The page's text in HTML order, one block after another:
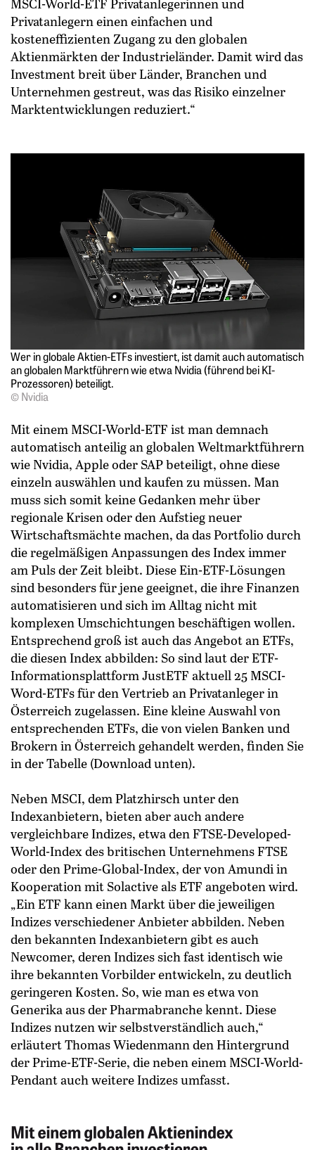
MSCI-World-ETF Privatanlegerinnen und
Privatanlegern einen einfachen und
kosteneffizienten Zugang zu den globalen
Aktienmärkten der Industrieländer. Damit wird das
Investment breit über Länder, Branchen und
Unternehmen gestreut, was das Risiko einzelner
Marktentwicklungen reduziert.“
Wer in globale Aktien-ETFs investiert, ist damit auch automatisch
an globalen Marktführern wie etwa Nvidia (führend bei KI-
Prozessoren) beteiligt.
© Nvidia
Mit einem MSCI-World-ETF ist man demnach
automatisch anteilig an globalen Weltmarktführern
wie Nvidia, Apple oder SAP beteiligt, ohne diese
einzeln auswählen und kaufen zu müssen. Man
muss sich somit keine Gedanken mehr über
regionale Krisen oder den Aufstieg neuer
Wirtschaftsmächte machen, da das Portfolio durch
die regelmäßigen Anpassungen des Index immer
am Puls der Zeit bleibt. Diese Ein-ETF-Lösungen
sind besonders für jene geeignet, die ihre Finanzen
automatisieren und sich im Alltag nicht mit
komplexen Umschichtungen beschäftigen wollen.
Entsprechend groß ist auch das Angebot an ETFs,
die diesen Index abbilden: So sind laut der ETF-
Informationsplattform JustETF aktuell 25 MSCI-
Word-ETFs für den Vertrieb an Privatanleger in
Österreich zugelassen. Eine kleine Auswahl von
entsprechenden ETFs, die von vielen Banken und
Brokern in Österreich gehandelt werden, finden Sie
in der Tabelle (Download unten).
Neben MSCI, dem Platzhirsch unter den
Indexanbietern, bieten aber auch andere
vergleichbare Indizes, etwa den FTSE-Developed-
World-Index des britischen Unternehmens FTSE
oder den Prime-Global-Index, der von Amundi in
Kooperation mit Solactive als ETF angeboten wird.
„Ein ETF kann einen Markt über die jeweiligen
Indizes verschiedener Anbieter abbilden. Neben
den bekannten Indexanbietern gibt es auch
Newcomer, deren Indizes sich fast identisch wie
ihre bekannten Vorbilder entwickeln, zu deutlich
geringeren Kosten. So, wie man es etwa von
Generika aus der Pharmabranche kennt. Diese
Indizes nutzen wir selbstverständlich auch,“
erläutert Thomas Wiedenmann den Hintergrund
der Prime-ETF-Serie, die neben einem MSCI-World-
Pendant auch weitere Indizes umfasst.